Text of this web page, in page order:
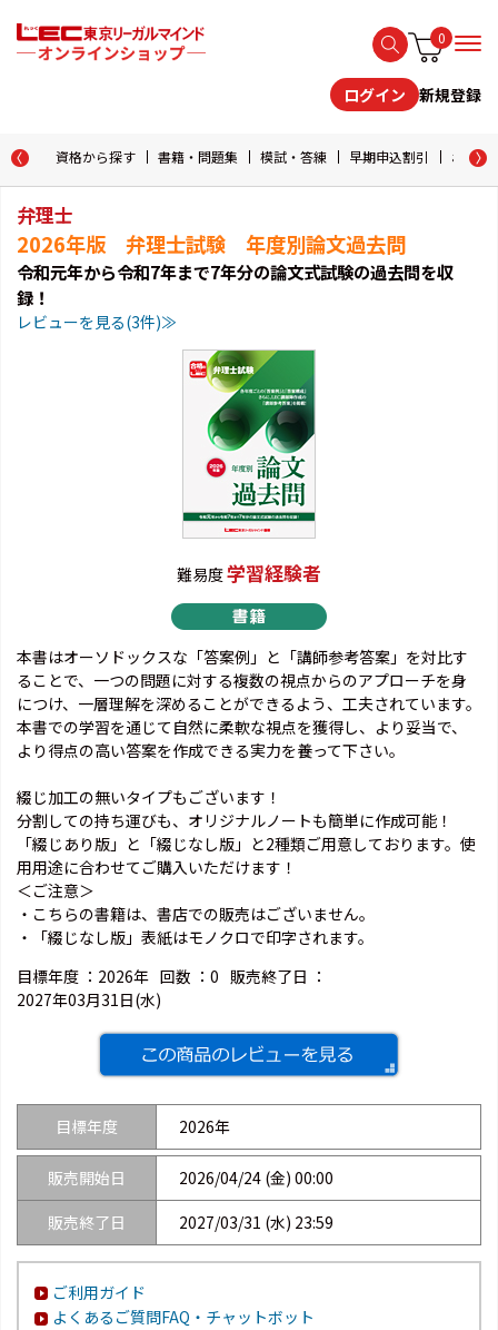
0
ログイン 新規登録
資格から探す 書籍・問題集 模試・答練 早期申込割引 おため
弁理士
2026年版 弁理士試験 年度別論文過去問
令和元年から令和7年まで7年分の論文式試験の過去問を収
録！
レビューを見る(3件)≫
難易度学習経験者
本書はオーソドックスな「答案例」と「講師参考答案」を対比す
ることで、一つの問題に対する複数の視点からのアプローチを身
につけ、一層理解を深めることができるよう、工夫されています。
本書での学習を通じて自然に柔軟な視点を獲得し、より妥当で、
より得点の高い答案を作成できる実力を養って下さい。
綴じ加工の無いタイプもございます！
分割しての持ち運びも、オリジナルノートも簡単に作成可能！
「綴じあり版」と「綴じなし版」と2種類ご用意しております。使
用用途に合わせてご購入いただけます！
＜ご注意＞
・こちらの書籍は、書店での販売はございません。
・「綴じなし版」表紙はモノクロで印字されます。
目標年度 ： 2026年 回数 ： 0 販売終了日 ：
2027年03月31日(水)
目標年度 2026年
販売開始日
2026/04/24 (金) 00:00
販売終了日
2027/03/31 (水) 23:59
ご利用ガイド
よくあるご質問FAQ・チャットボット